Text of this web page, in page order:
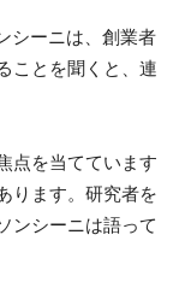
シーニは、創業者
ことを聞くと、連
点を当てています
ります。研究者を
ンシーニは語って